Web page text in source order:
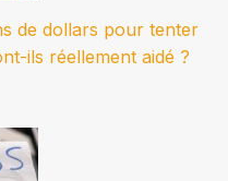
de dollars pour tenter
ils réellement aidé ?